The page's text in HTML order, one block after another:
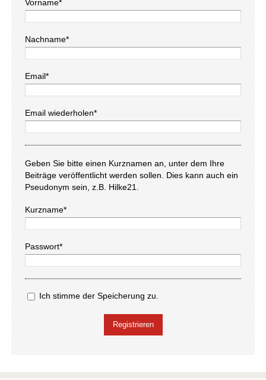
Vorname*
Nachname*
Email*
Email wiederholen*
Geben Sie bitte einen Kurznamen an, unter dem Ihre
Beiträge veröffentlicht werden sollen. Dies kann auch ein
Pseudonym sein, z.B. Hilke21.
Kurzname*
Passwort*
Ich stimme der Speicherung zu.